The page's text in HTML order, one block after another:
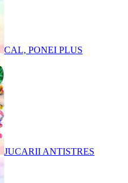
CAL, PONEI PLUS
JUCARII ANTISTRES